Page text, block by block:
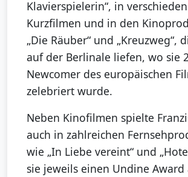
Klavierspielerin“, in
Kurzfilmen und in den
„Die Räuber“ und „Kreuzweg“,
auf der Berlinale liefen, wo sie
Newcomer des europäischen
zelebriert wurde.
Neben Kinofilmen spielte
auch in zahlreichen
wie „In Liebe vereint“ und
sie jeweils einen Undine Award